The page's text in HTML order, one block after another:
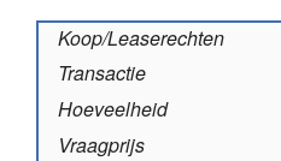
Koop/Leaserechten
Transactie
Hoeveelheid
Vraagprijs